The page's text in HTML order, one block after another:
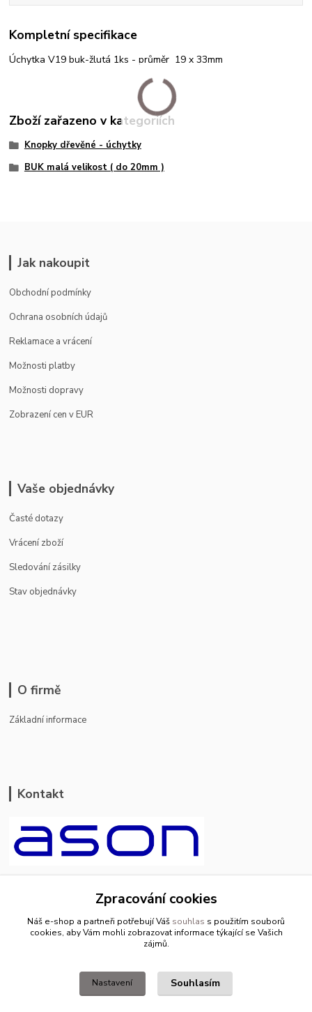
Kompletní specifikace
Úchytka V19 buk-žlutá 1ks - průměr 19 x 33mm
Zboží zařazeno v kategoriích
Knopky dřevěné - úchytky
BUK malá velikost ( do 20mm )
Jak nakoupit
Obchodní podmínky
Ochrana osobních údajů
Reklamace a vrácení
Možnosti platby
Možnosti dopravy
Zobrazení cen v EUR
Vaše objednávky
Časté dotazy
Vrácení zboží
Sledování zásilky
Stav objednávky
O firmě
Základní informace
Kontakt
+420 799 500 769
pracovní dny 8-11hod.,13-15hod.
Zpracování cookies
Náš e-shop a partneři potřebují Váš souhlas s použitím souborů
cookies, aby Vám mohli zobrazovat informace týkající se Vašich
zájmů.
Nastavení Souhlasím